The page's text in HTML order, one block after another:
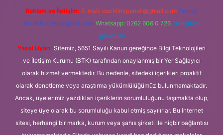
Reklam ve İletişim: E-mail: backlinkpaneli@gmail.com Teams:
forumhizmeti@gmail.com Whatsapp: 0262 606 0 726 Telegram:
@karabul
Yasal Uyarı: Sitemiz, 5651 Sayılı Kanun gereğince Bilgi Teknolojileri
ve İletişim Kurumu (BTK) tarafından onaylanmış bir Yer Sağlayıcı
olarak hizmet vermektedir. Bu nedenle, sitedeki içerikleri proaktif
olarak denetleme veya araştırma yükümlülüğümüz bulunmamaktadır.
Ancak, üyelerimiz yazdıkları içeriklerin sorumluluğunu taşımakta olup,
siteye üye olarak bu sorumluluğu kabul etmiş sayılırlar. Bu internet
sitesi, herhangi bir marka, kurum veya şahıs şirketi ile hiçbir bağlantısı